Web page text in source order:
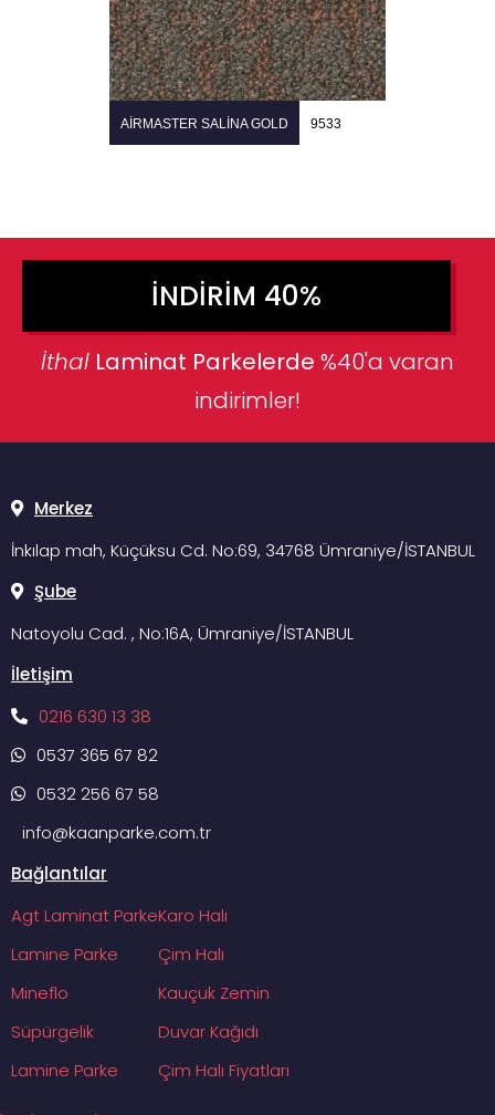
AIRMASTER SALINA GOLD 9533
İNDIRIM 40%
İthal Laminat Parkelerde %40'a varan
indirimler!
Merkez
İnkılap mah, Küçüksu Cd. No:69, 34768 Ümraniye/İSTANBUL
Şube
Natoyolu Cad. , No:16A, Ümraniye/İSTANBUL
İletişim
0216 630 13 38
0537 365 67 82
0532 256 67 58
info@kaanparke.com.tr
Bağlantılar
Agt Laminat Parke
Lamine Parke
Mineflo
Süpürgelik
Lamine Parke
Karo Halı
Çim Halı
Kauçuk Zemin
Duvar Kağıdı
Çim Halı Fiyatları